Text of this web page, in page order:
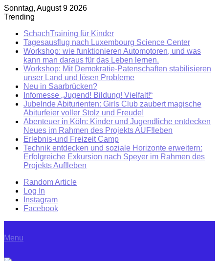
Sonntag, August 9 2026
Trending
SchachTraining für Kinder
Tagesausflug nach Luxembourg Science Center
Workshop: wie funktionieren Automotoren, und was
kann man daraus für das Leben lernen.
Workshop: Mit Demokratie-Patenschaften stabilisieren
unser Land und lösen Probleme
Neu in Saarbrücken?
Infomesse „Jugend! Bildung! Vielfalt!“
Jubelnde Abiturienten: Girls Club zaubert magische
Abiturfeier voller Stolz und Freude!
Abenteuer in Köln: Kinder und Jugendliche entdecken
Neues im Rahmen des Projekts AUF!leben
Erlebnis-und Freizeit Camp
Technik entdecken und soziale Horizonte erweitern:
Erfolgreiche Exkursion nach Speyer im Rahmen des
Projekts Auf!leben
Random Article
Log In
Instagram
Facebook
Menu